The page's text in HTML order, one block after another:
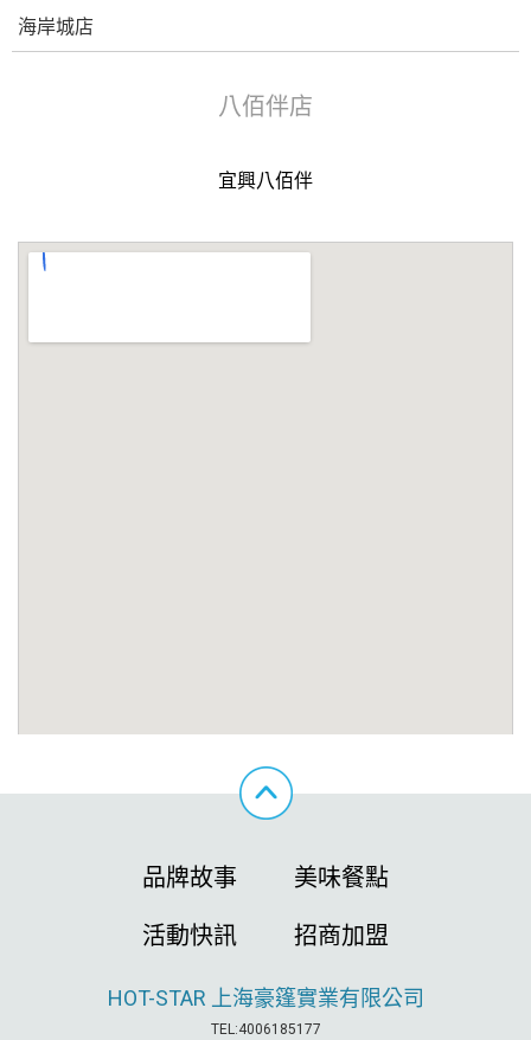
海岸城店
八佰伴店
宜興八佰伴
品牌故事 美味餐點
活動快訊 招商加盟
HOT-STAR 上海豪篷實業有限公司
TEL:4006185177